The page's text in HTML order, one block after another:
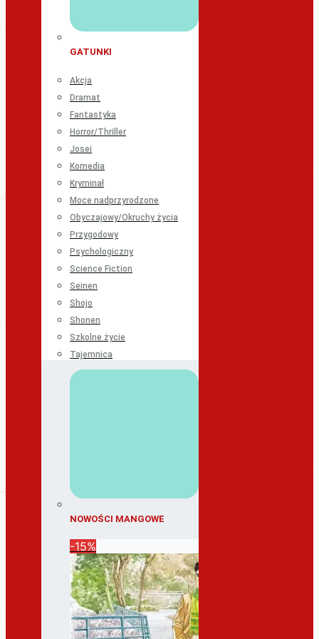
GATUNKI
Akcja
Dramat
Fantastyka
Horror/Thriller
Josei
Komedia
Kryminał
Moce nadprzyrodzone
Obyczajowy/Okruchy życia
Przygodowy
Psychologiczny
Science Fiction
Seinen
Shojo
Shonen
Szkolne życie
Tajemnica
NOWOŚCI MANGOWE
-15%